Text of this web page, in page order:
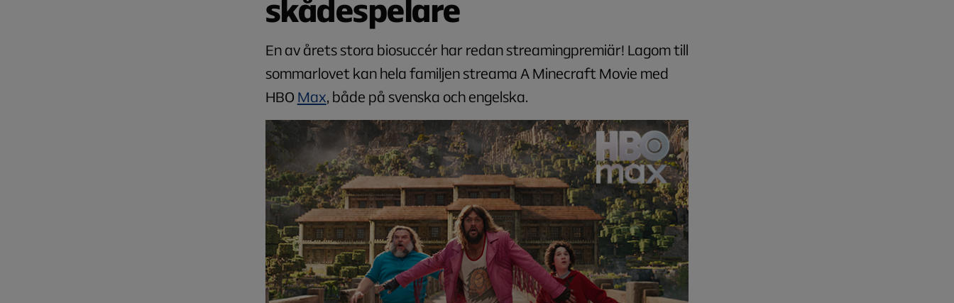
skådespelare
En av årets stora biosuccér har redan streamingpremiär! Lagom till
sommarlovet kan hela familjen streama A Minecraft Movie med
HBO Max, både på svenska och engelska.